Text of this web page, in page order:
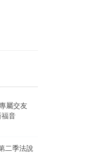
屬交友
福音
二季法說